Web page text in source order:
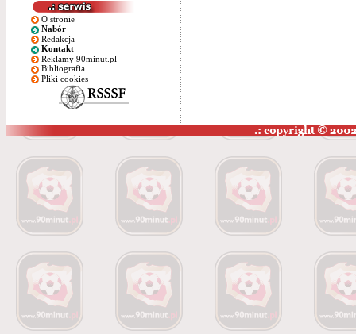
O stronie
Nabór
Redakcja
Kontakt
Reklamy 90minut.pl
Bibliografia
Pliki cookies